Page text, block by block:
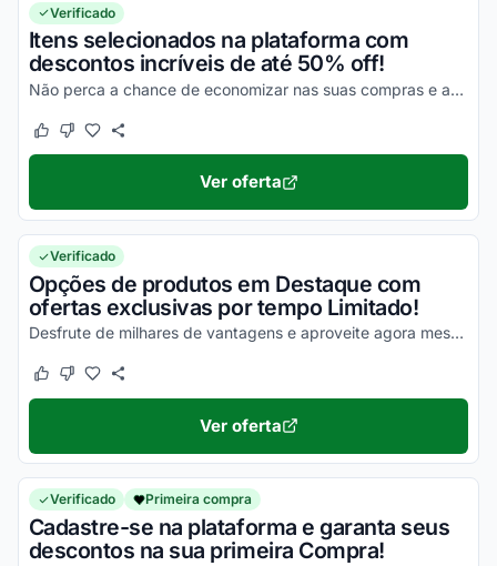
Verificado
Itens selecionados na plataforma com
descontos incríveis de até 50% off!
Não perca a chance de economizar nas suas compras e aproveite com as melhores vantagens ainda hoje!
Este cupom funcionou
Este cupom não funcionou
Ver oferta
Verificado
Opções de produtos em Destaque com
ofertas exclusivas por tempo Limitado!
Desfrute de milhares de vantagens e aproveite agora mesmo todos os seus descontos!
Este cupom funcionou
Este cupom não funcionou
Ver oferta
Verificado Primeira compra
Cadastre-se na plataforma e garanta seus
descontos na sua primeira Compra!